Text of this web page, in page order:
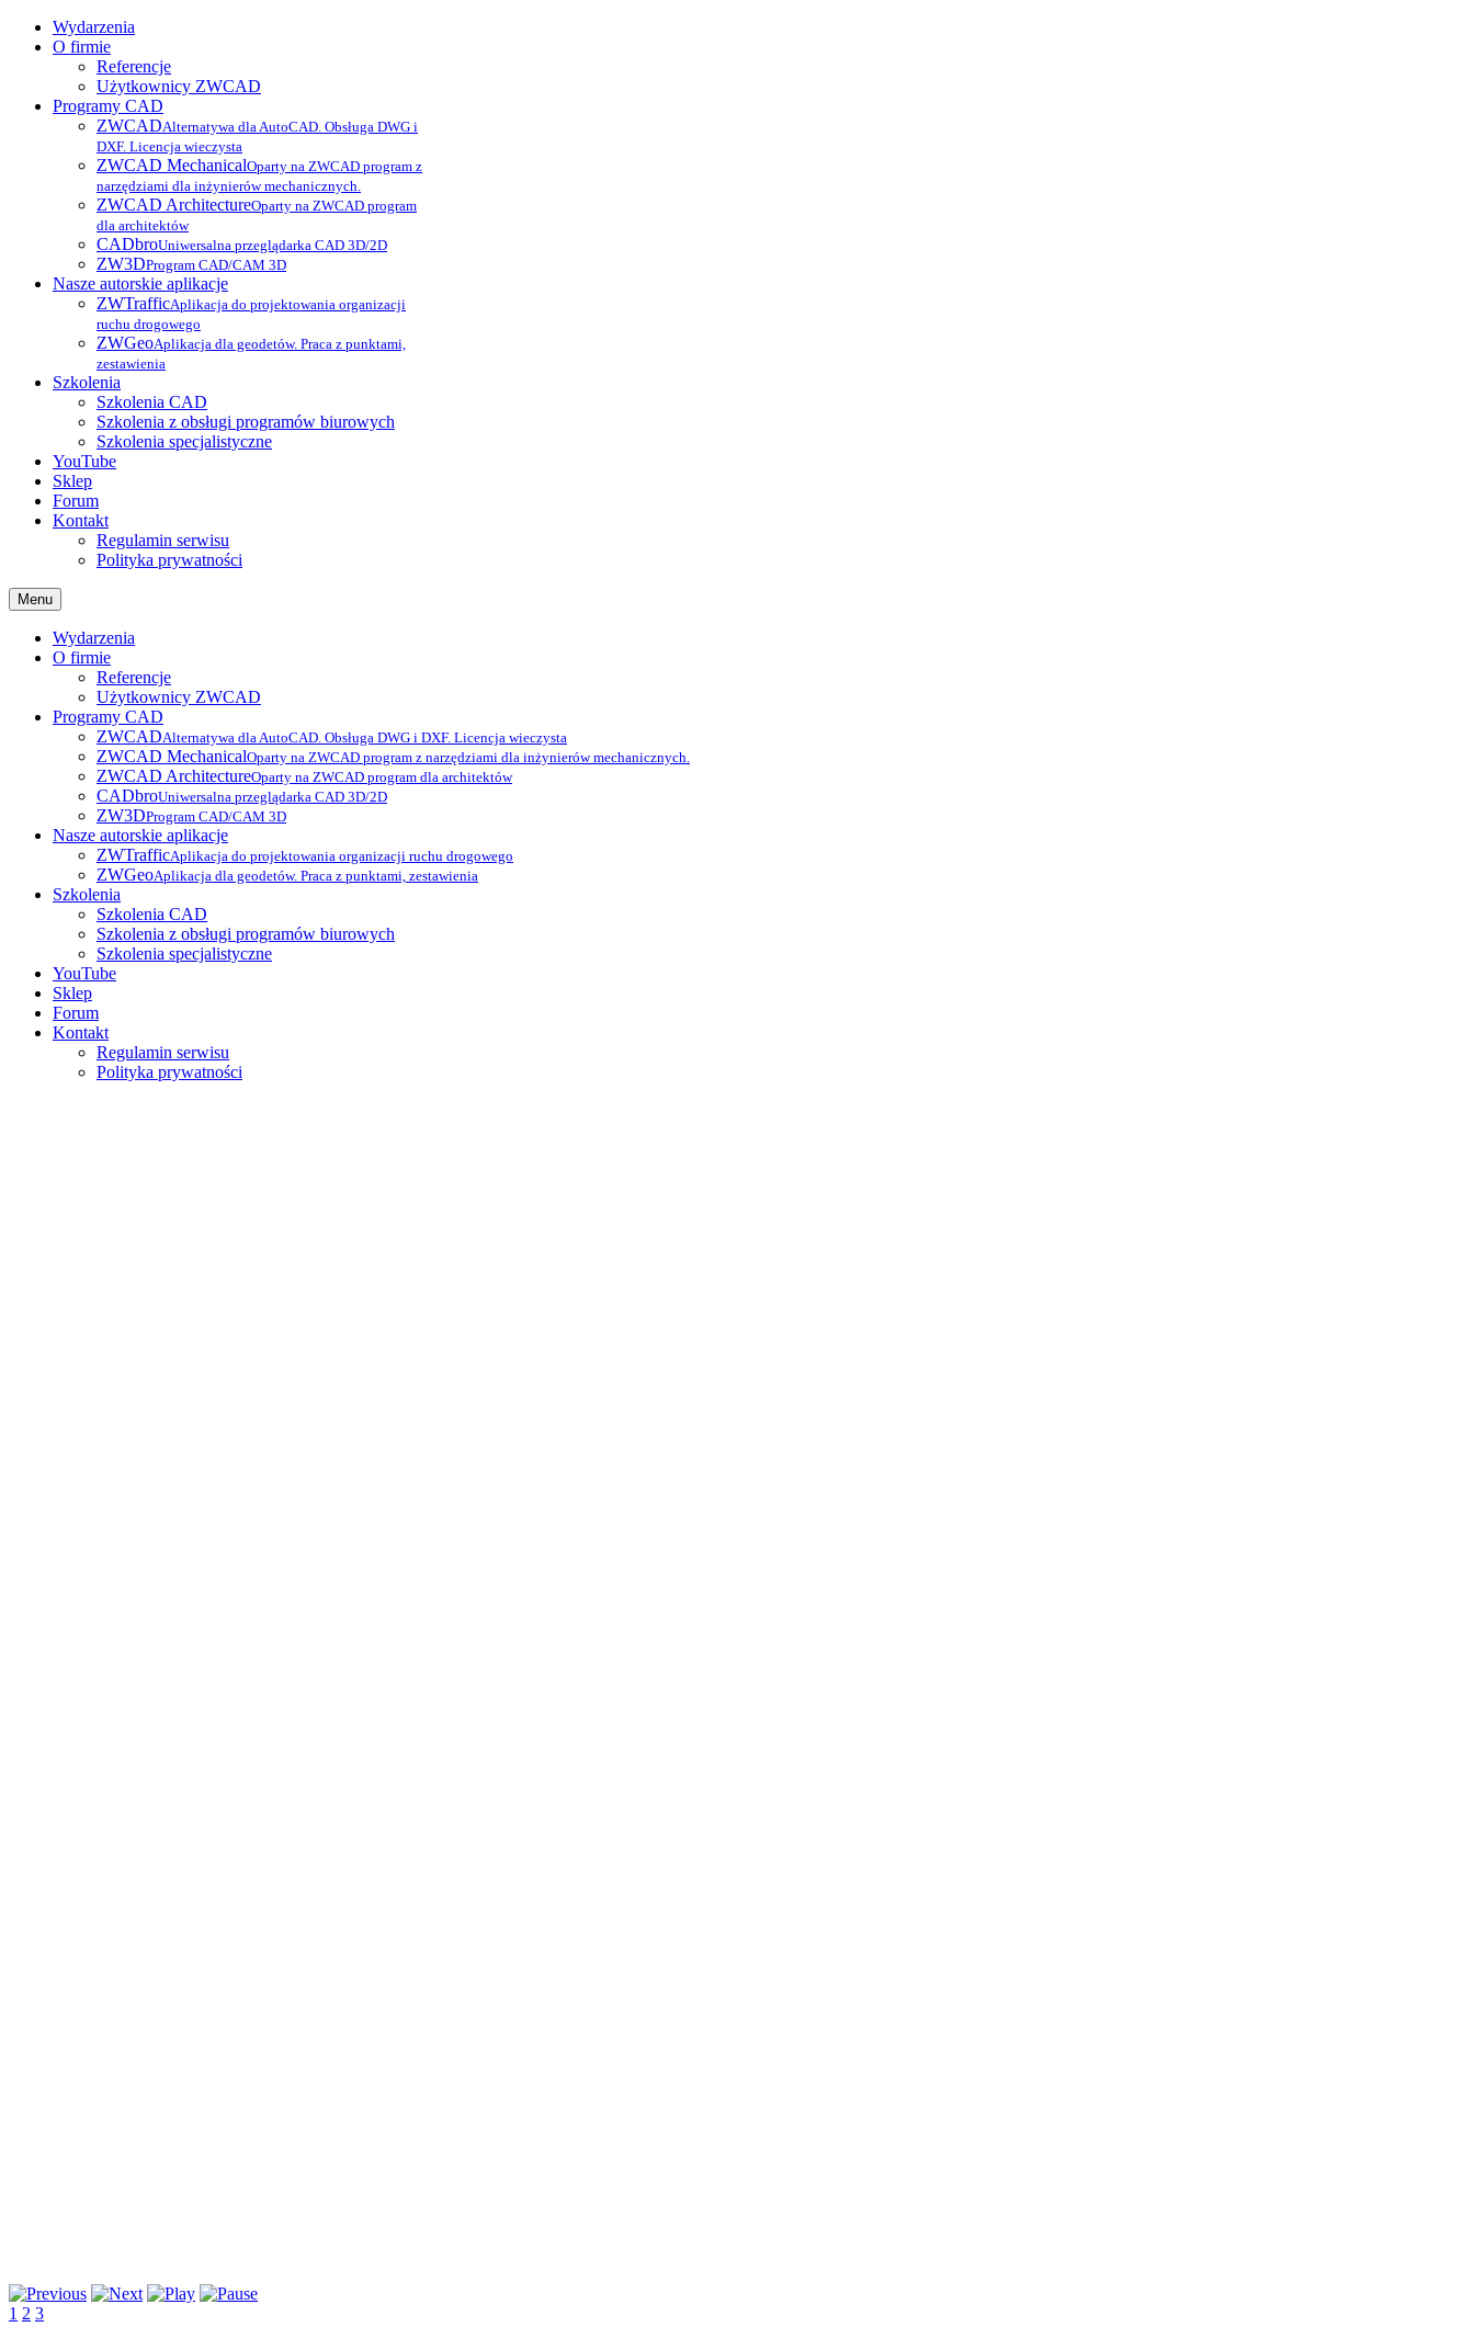
Wydarzenia
O firmie
Referencje
Użytkownicy ZWCAD
Programy CAD
ZWCADAlternatywa dla AutoCAD. Obsługa DWG i
DXF. Licencja wieczysta
ZWCAD MechanicalOparty na ZWCAD program z
narzędziami dla inżynierów mechanicznych.
ZWCAD ArchitectureOparty na ZWCAD program
dla architektów
CADbroUniwersalna przeglądarka CAD 3D/2D
ZW3DProgram CAD/CAM 3D
Nasze autorskie aplikacje
ZWTrafficAplikacja do projektowania organizacji
ruchu drogowego
ZWGeoAplikacja dla geodetów. Praca z punktami,
zestawienia
Szkolenia
Szkolenia CAD
Szkolenia z obsługi programów biurowych
Szkolenia specjalistyczne
YouTube
Sklep
Forum
Kontakt
Regulamin serwisu
Polityka prywatności
Menu
Wydarzenia
O firmie
Referencje
Użytkownicy ZWCAD
Programy CAD
ZWCADAlternatywa dla AutoCAD. Obsługa DWG i DXF. Licencja wieczysta
ZWCAD MechanicalOparty na ZWCAD program z narzędziami dla inżynierów mechanicznych.
ZWCAD ArchitectureOparty na ZWCAD program dla architektów
CADbroUniwersalna przeglądarka CAD 3D/2D
ZW3DProgram CAD/CAM 3D
Nasze autorskie aplikacje
ZWTrafficAplikacja do projektowania organizacji ruchu drogowego
ZWGeoAplikacja dla geodetów. Praca z punktami, zestawienia
Szkolenia
Szkolenia CAD
Szkolenia z obsługi programów biurowych
Szkolenia specjalistyczne
YouTube
Sklep
Forum
Kontakt
Regulamin serwisu
Polityka prywatności
1 2 3